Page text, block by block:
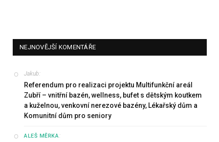
NEJNOVĚJŠÍ KOMENTÁŘE
Jakub:
Referendum pro realizaci projektu Multifunkční areál
Zubří – vnitřní bazén, wellness, bufet s dětským koutkem
a kuželnou, venkovní nerezové bazény, Lékařský dům a
Komunitní dům pro seniory
ALEŠ MĚRKA: